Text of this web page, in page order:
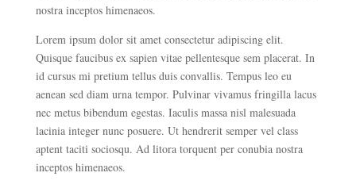
nostra inceptos himenaeos.
Lorem ipsum dolor sit amet consectetur adipiscing elit.
Quisque faucibus ex sapien vitae pellentesque sem placerat. In
id cursus mi pretium tellus duis convallis. Tempus leo eu
aenean sed diam urna tempor. Pulvinar vivamus fringilla lacus
nec metus bibendum egestas. Iaculis massa nisl malesuada
lacinia integer nunc posuere. Ut hendrerit semper vel class
aptent taciti sociosqu. Ad litora torquent per conubia nostra
inceptos himenaeos.